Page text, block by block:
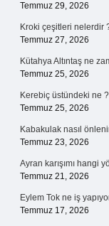
Temmuz 29, 2026
Kroki çeşitleri nelerdir
Temmuz 27, 2026
Kütahya Altıntaş ne
Temmuz 25, 2026
Kerebiç üstündeki ne ?
Temmuz 25, 2026
Kabakulak nasıl
Temmuz 23, 2026
Ayran karışımı hangi
Temmuz 21, 2026
Eylem Tok ne iş
Temmuz 17, 2026